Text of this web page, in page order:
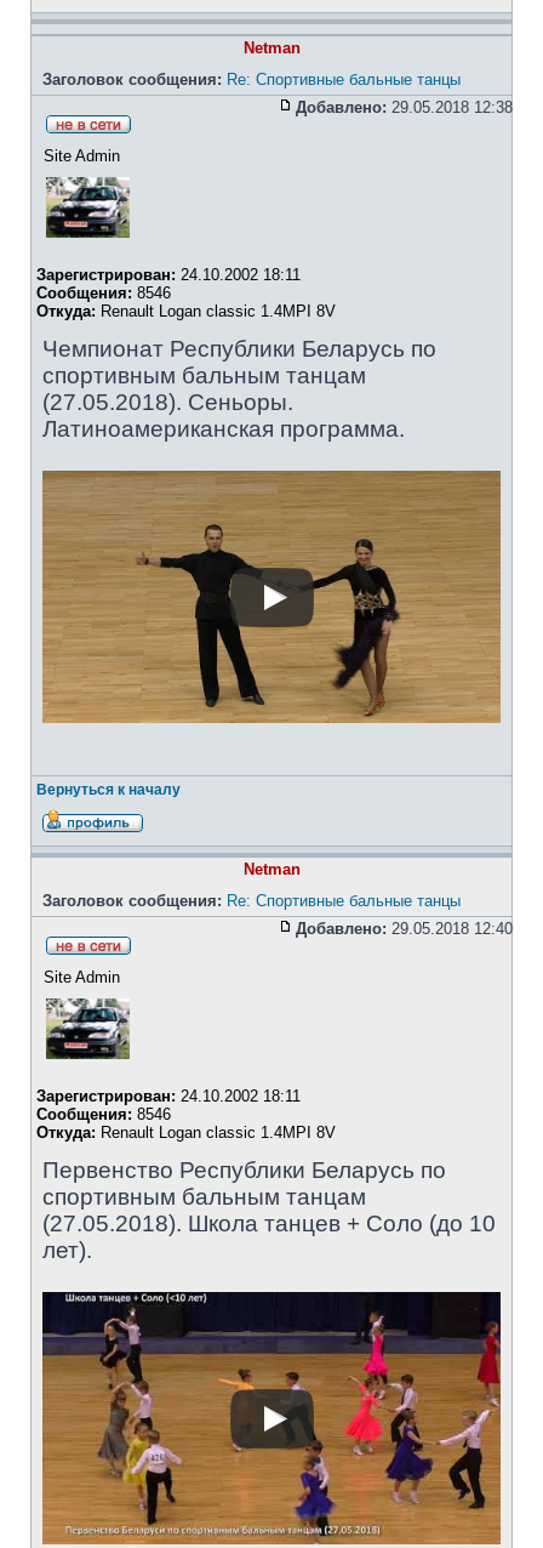
Netman
Заголовок сообщения: Re: Спортивные бальные танцы
Добавлено: 29.05.2018 12:38
Site Admin
Зарегистрирован: 24.10.2002 18:11
Сообщения: 8546
Откуда: Renault Logan classic 1.4MPI 8V
Чемпионат Республики Беларусь по
спортивным бальным танцам
(27.05.2018). Сеньоры.
Латиноамериканская программа.
Вернуться к началу
Netman
Заголовок сообщения: Re: Спортивные бальные танцы
Добавлено: 29.05.2018 12:40
Site Admin
Зарегистрирован: 24.10.2002 18:11
Сообщения: 8546
Откуда: Renault Logan classic 1.4MPI 8V
Первенство Республики Беларусь по
спортивным бальным танцам
(27.05.2018). Школа танцев + Соло (до 10
лет).